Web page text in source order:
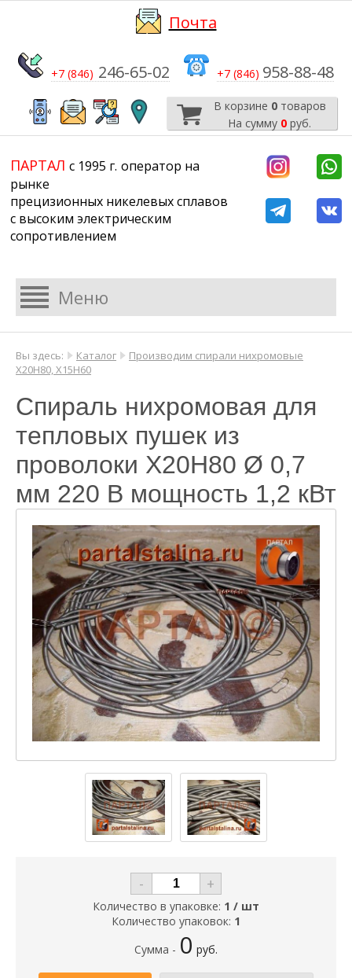
Почта
+7 (846) 246-65-02 +7 (846) 958-88-48
В корзине 0товаров
На сумму 0 руб.
ПАРТАЛ с 1995 г. ​​​​​​​оператор на
рынке
прецизионных никелевых сплавов
с высоким электрическим
сопротивлением
Вы здесь: Каталог
Производим спирали нихромовые
Х20Н80, Х15Н60
Спираль нихромовая для
тепловых пушек из
проволоки Х20Н80 Ø 0,7
мм 220 В мощность 1,2 кВт
- +
Количество в упаковке: 1 / шт
Количество упаковок: 1
Сумма - 0 руб.